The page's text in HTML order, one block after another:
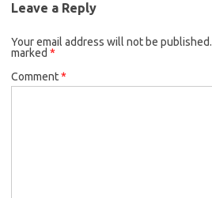
Leave a Reply
Your email address will not be published.
marked *
Comment*